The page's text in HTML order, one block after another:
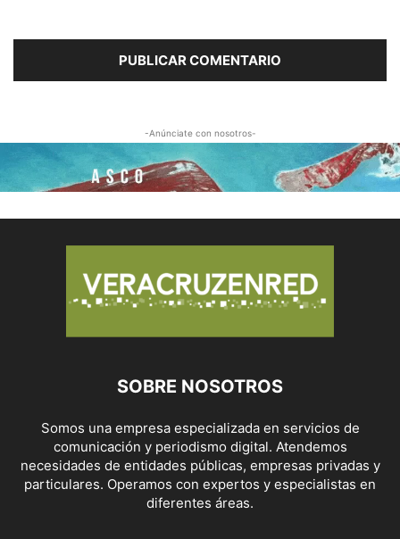
-Anúnciate con nosotros-
SOBRE NOSOTROS
Somos una empresa especializada en servicios de
comunicación y periodismo digital. Atendemos
necesidades de entidades públicas, empresas privadas y
particulares. Operamos con expertos y especialistas en
diferentes áreas.